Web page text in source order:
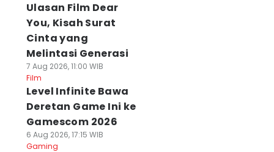
Ulasan Film Dear
You, Kisah Surat
Cinta yang
Melintasi Generasi
7 Aug 2026, 11:00 WIB
Film
Level Infinite Bawa
Deretan Game Ini ke
Gamescom 2026
6 Aug 2026, 17:15 WIB
Gaming